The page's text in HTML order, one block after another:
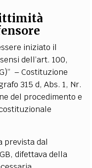
iniziato il
dell’art. 100,
– Costituzione
315 d, Abs. 1, Nr.
del procedimento e
prevista dal
difettava della